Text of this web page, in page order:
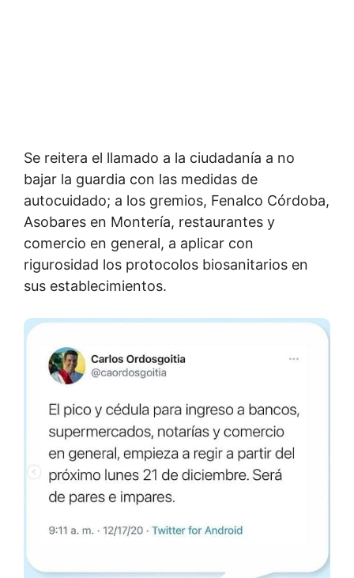
Se reitera el llamado a la ciudadanía a no
bajar la guardia con las medidas de
autocuidado; a los gremios, Fenalco Córdoba,
Asobares en Montería, restaurantes y
comercio en general, a aplicar con
rigurosidad los protocolos biosanitarios en
sus establecimientos.